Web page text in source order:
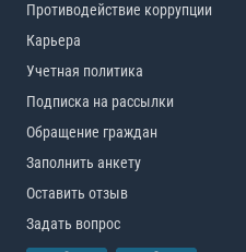
Противодействие коррупции
Карьера
Учетная политика
Подписка на рассылки
Обращение граждан
Заполнить анкету
Оставить отзыв
Задать вопрос